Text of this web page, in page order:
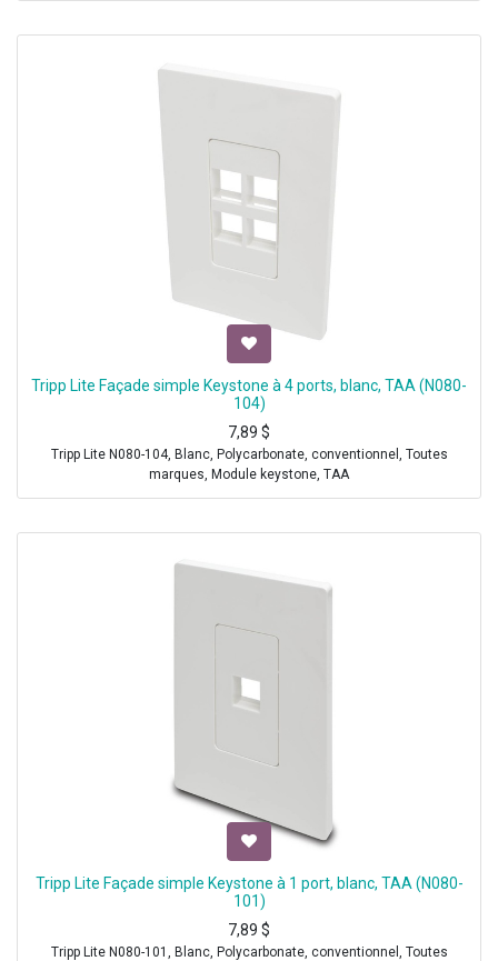
Tripp Lite Façade simple Keystone à 4 ports, blanc, TAA (N080-
104)
7,89 $
Tripp Lite N080-104, Blanc, Polycarbonate, conventionnel, Toutes
marques, Module keystone, TAA
Tripp Lite Façade simple Keystone à 1 port, blanc, TAA (N080-
101)
7,89 $
Tripp Lite N080-101, Blanc, Polycarbonate, conventionnel, Toutes